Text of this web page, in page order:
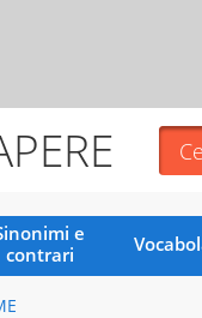
e
contrari